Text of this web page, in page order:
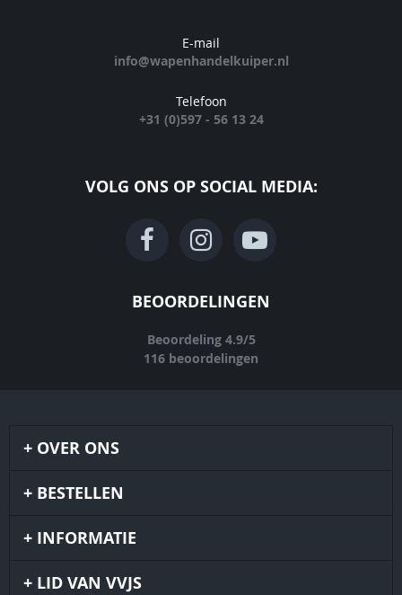
E-mail
info@wapenhandelkuiper.nl
Telefoon
+31 (0)597 - 56 13 24
VOLG ONS OP SOCIAL MEDIA:
BEOORDELINGEN
Beoordeling 4.9/5
116 beoordelingen
OVER ONS
BESTELLEN
INFORMATIE
LID VAN VVJS